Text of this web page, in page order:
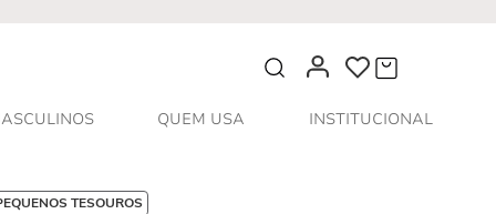
O que você procura?
QUEM USA
INSTITUCIONAL
TESOUROS